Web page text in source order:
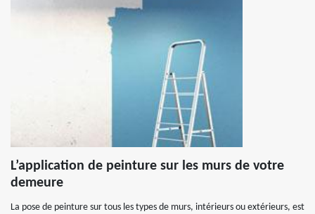
L’application de peinture sur les murs de votre
demeure
La pose de peinture sur tous les types de murs, intérieurs ou extérieurs, est